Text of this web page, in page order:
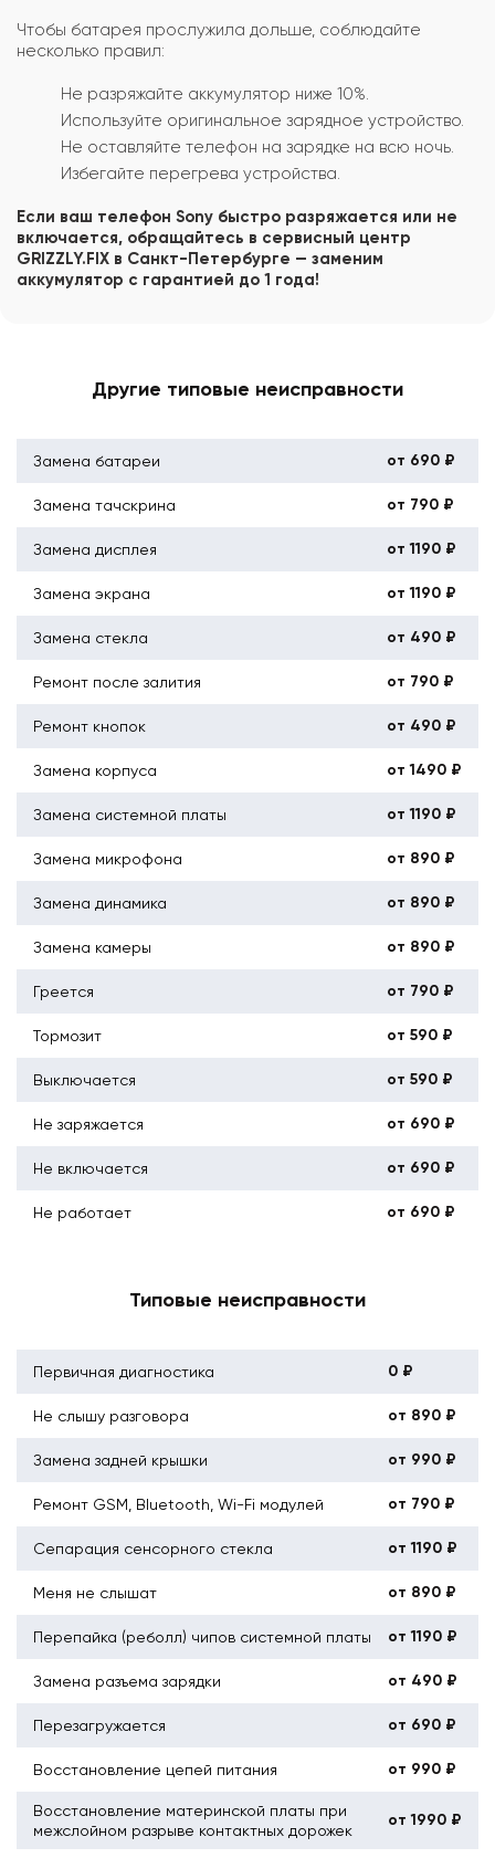
Чтобы батарея прослужила дольше, соблюдайте
несколько правил:
Не разряжайте аккумулятор ниже 10%.
Используйте оригинальное зарядное устройство.
Не оставляйте телефон на зарядке на всю ночь.
Избегайте перегрева устройства.
Если ваш телефон Sony быстро разряжается или не
включается, обращайтесь в сервисный центр
GRIZZLY.FIX в Санкт-Петербурге — заменим
аккумулятор с гарантией до 1 года!
Другие типовые неисправности
Замена батареи от 690 ₽
Замена тачскрина от 790 ₽
Замена дисплея от 1190 ₽
Замена экрана от 1190 ₽
Замена стекла от 490 ₽
Ремонт после залития от 790 ₽
Ремонт кнопок от 490 ₽
Замена корпуса от 1490 ₽
Замена системной платы от 1190 ₽
Замена микрофона от 890 ₽
Замена динамика от 890 ₽
Замена камеры от 890 ₽
Греется от 790 ₽
Тормозит от 590 ₽
Выключается от 590 ₽
Не заряжается от 690 ₽
Не включается от 690 ₽
Не работает от 690 ₽
Типовые неисправности
Первичная диагностика 0 ₽
Не слышу разговора от 890 ₽
Замена задней крышки от 990 ₽
Ремонт GSM, Bluetooth, Wi-Fi модулей от 790 ₽
Сепарация сенсорного стекла от 1190 ₽
Меня не слышат от 890 ₽
Перепайка (реболл) чипов системной платы от 1190 ₽
Замена разъема зарядки от 490 ₽
Перезагружается от 690 ₽
Восстановление цепей питания от 990 ₽
Восстановление материнской платы при
межслойном разрыве контактных дорожек
от 1990 ₽